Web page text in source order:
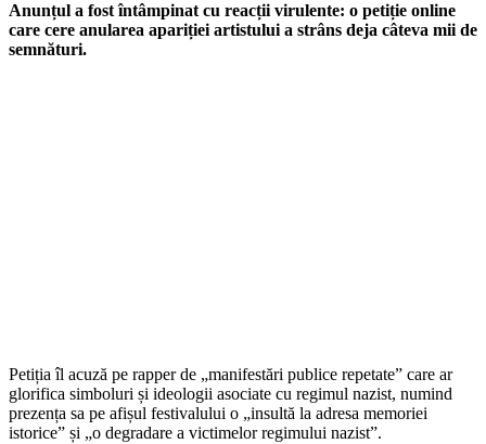
Anunțul a fost întâmpinat cu reacții virulente: o petiție online
care cere anularea apariției artistului a strâns deja câteva mii de
semnături.
Petiția îl acuză pe rapper de „manifestări publice repetate” care ar
glorifica simboluri și ideologii asociate cu regimul nazist, numind
prezența sa pe afișul festivalului o „insultă la adresa memoriei
istorice” și „o degradare a victimelor regimului nazist”.